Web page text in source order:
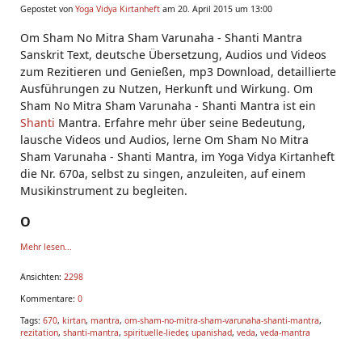
Gepostet von Yoga Vidya Kirtanheft am 20. April 2015 um 13:00
Om Sham No Mitra Sham Varunaha - Shanti Mantra
Sanskrit Text, deutsche Übersetzung, Audios und Videos
zum Rezitieren und Genießen, mp3 Download, detaillierte
Ausführungen zu Nutzen, Herkunft und Wirkung. Om
Sham No Mitra Sham Varunaha - Shanti Mantra ist ein
Shanti Mantra. Erfahre mehr über seine Bedeutung,
lausche Videos und Audios, lerne Om Sham No Mitra
Sham Varunaha - Shanti Mantra, im Yoga Vidya Kirtanheft
die Nr. 670a, selbst zu singen, anzuleiten, auf einem
Musikinstrument zu begleiten.
O
Mehr lesen...
Ansichten: 2298
Kommentare: 0
Tags: 670, kirtan, mantra, om-sham-no-mitra-sham-varunaha-shanti-mantra,
rezitation, shanti-mantra, spirituelle-lieder, upanishad, veda, veda-mantra